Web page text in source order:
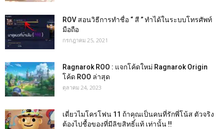
ROV สอนวิธีการทำชื่อ “ สี ” ทำได้ในระบบโทรศัพท์
มือถือ
กรกฎาคม 25, 2021
Ragnarok ROO : แจกโค้ดใหม่ Ragnarok Origin
โค้ด ROO ล่าสุด
ตุลาคม 24, 2023
เดี่ยวไมโครโฟน 11 ถ้าคุณเป็นคนที่รักพี่โน้ส ตัวจริง
ต้องไปชื้อของที่มีลิขสิทธิ์แท้ เท่านั้น !!